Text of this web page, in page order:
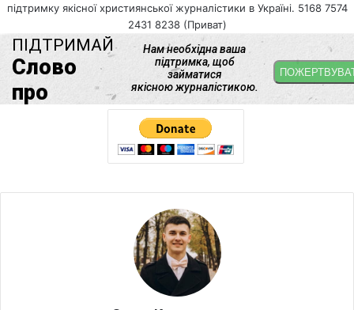
підтримку якісної християнської журналістики в Україні. 5168 7574
2431 8238 (Приват)